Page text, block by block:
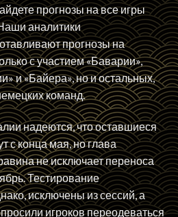
прогнозы на все игры
аналитики
прогнозы на
с участием «Баварии»,
и «Байера», но и остальных,
команд.
надеются, что оставшиеся
с конца мая, но глава
не исключает переноса
Тестирование
исключены из сессий, а
игроков переодеваться